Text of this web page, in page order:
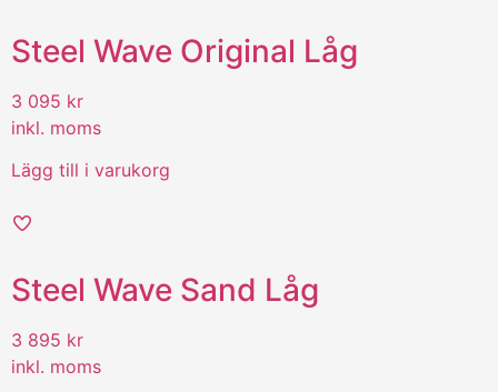
Steel Wave Original Låg
3 095 kr
inkl. moms
Lägg till i varukorg
Steel Wave Sand Låg
3 895 kr
inkl. moms